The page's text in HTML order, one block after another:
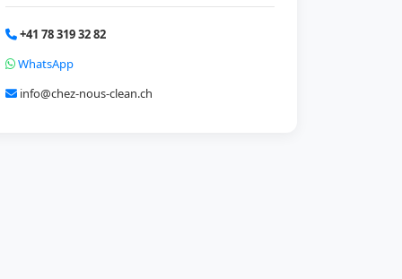
+41 78 319 32 82
WhatsApp
info@chez-nous-clean.ch